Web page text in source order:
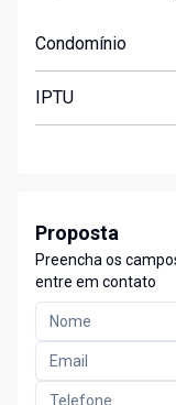
Condomínio
IPTU
Proposta
Preencha os
entre em contato